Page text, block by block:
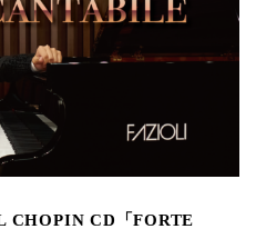
CHOPIN CD「FORTE